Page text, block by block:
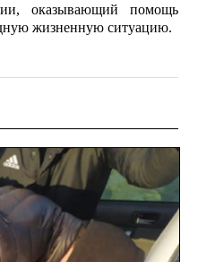
оказывающий помощь
жизненную ситуацию.